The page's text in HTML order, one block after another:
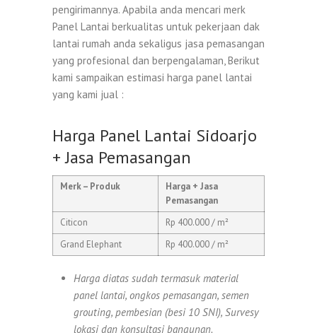
pengirimannya. Apabila anda mencari merk
Panel Lantai berkualitas untuk pekerjaan dak
lantai rumah anda sekaligus jasa pemasangan
yang profesional dan berpengalaman, Berikut
kami sampaikan estimasi harga panel lantai
yang kami jual :
Harga Panel Lantai Sidoarjo
+ Jasa Pemasangan
Merk – Produk
Harga + Jasa
Pemasangan
Citicon
Rp 400.000 / m²
Grand Elephant
Rp 400.000 / m²
Harga diatas sudah termasuk material
panel lantai, ongkos pemasangan, semen
grouting, pembesian (besi 10 SNI), Survesy
lokasi dan konsultasi bangunan.